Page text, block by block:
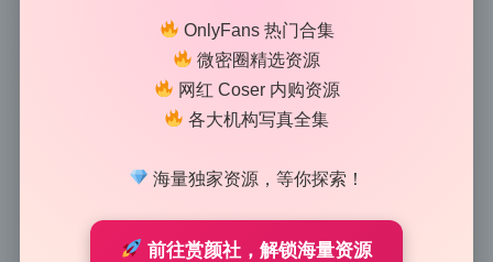
使用痕迹的物件摆在一起，画面立刻有了故事感，比单
纯的人像高清写真耐看多了。铁艺的锈迹不是刻意做旧
的，而是真实的岁月感，木质扶手上的裂痕也保留了原
样，这些细节让整组图集充满真实的生活气息。
OnlyFans 热门合集
微密圈精选资源
网红 Coser 内购资源
各大机构写真全集
海量独家资源，等你探索！
前往赏颜社，解锁海量资源